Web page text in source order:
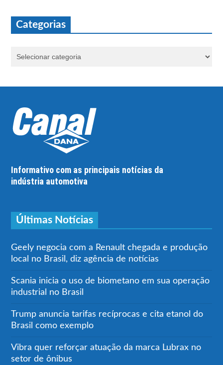
Categorias
Informativo com as principais notícias da
indústria automotiva
Últimas Notícias
Geely negocia com a Renault chegada e produção
local no Brasil, diz agência de notícias
Scania inicia o uso de biometano em sua operação
industrial no Brasil
Trump anuncia tarifas recíprocas e cita etanol do
Brasil como exemplo
Vibra quer reforçar atuação da marca Lubrax no
setor de ônibus